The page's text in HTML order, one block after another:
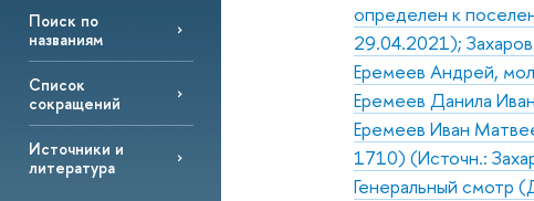
Поиск по
названиям
Список
сокращений
Источники и
литература
определен к
29.04.2021);
Еремеев Андрей,
Еремеев Данила
Еремеев Иван
1710) (Источн.:
Генеральный смотр